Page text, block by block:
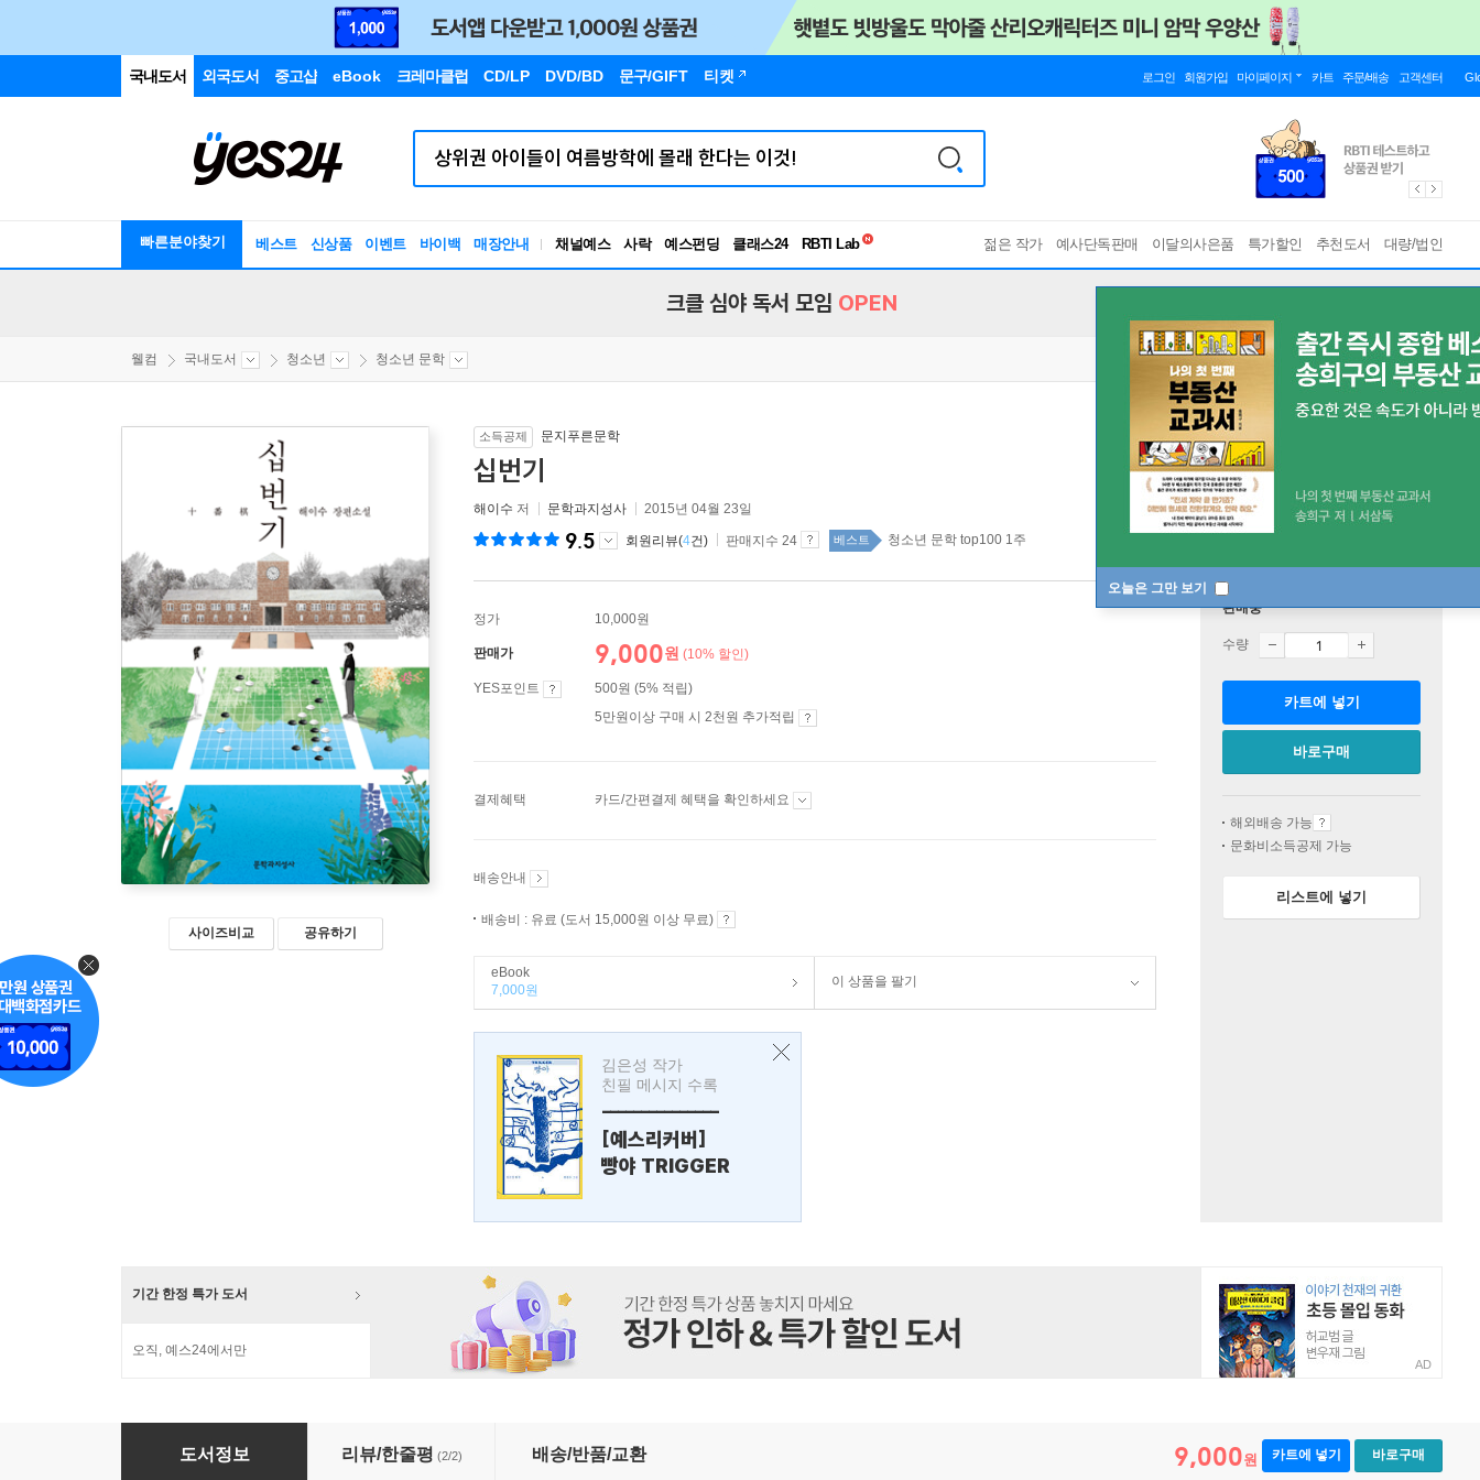
국내도서 외국도서 중고샵 eBook 크레마클럽 CD/LP DVD/BD 문구/GIFT 티켓 로그인 회원가입 마이페이지 카트 주문/배송 고객센터
빠른분야찾기 베스트 신상품 이벤트 바이백 매장안내 채널예스 사락 예스펀딩 클래스24
RBTI Lab
독서유형검사
젊은 작가 예사단독판매 이달의사은품 특가할인 추천도서 대량/법인
오늘은 그만 보기
크클 심야 독서 모임 OPEN
웰컴 국내도서 청소년 청소년 문학
사이즈비교 공유하기
소득공제 문지푸른문학
십번기
해이수 저 문학과지성사 2015년 04월 23일
9.5 회원리뷰(4건) 판매지수 24 베스트 청소년 문학 top100 1주
정가 10,000원
판매가 9,000원 (10% 할인)
YES포인트
500원 (5% 적립)
5만원이상 구매 시 2천원 추가적립
결제혜택 카드/간편결제 혜택을 확인하세요
배송안내
배송비 : 유료 (도서 15,000원 이상 무료)
eBook
7,000원
이 상품을 팔기
김은성 작가
친필 메시지 수록
---------------
[예스리커버]
빵야 TRIGGER
판매중
수량
카트에 넣기
바로구매
해외배송 가능
문화비소득공제 가능
리스트에 넣기
기간 한정 특가 도서
오직, 예스24에서만
AD
도서정보 리뷰/한줄평 (2/2) 배송/반품/교환 9,000원 카트에 넣기 바로구매